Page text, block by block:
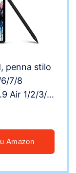
penna stilo
7/8
Air 1/2/3/4
Stylist
Amazon